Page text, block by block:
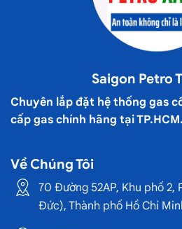
Saigon Petro
Chuyên lắp đặt hệ thống gas
cấp gas chính hãng tại TP.HCM.
Về Chúng Tôi
70 Đường 52AP, Khu phố 2,
Đức), Thành phố Hồ Chí